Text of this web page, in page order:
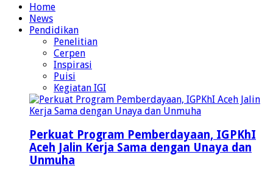
Home
News
Pendidikan
Penelitian
Cerpen
Inspirasi
Puisi
Kegiatan IGI
Perkuat Program Pemberdayaan, IGPKhI
Aceh Jalin Kerja Sama dengan Unaya dan
Unmuha